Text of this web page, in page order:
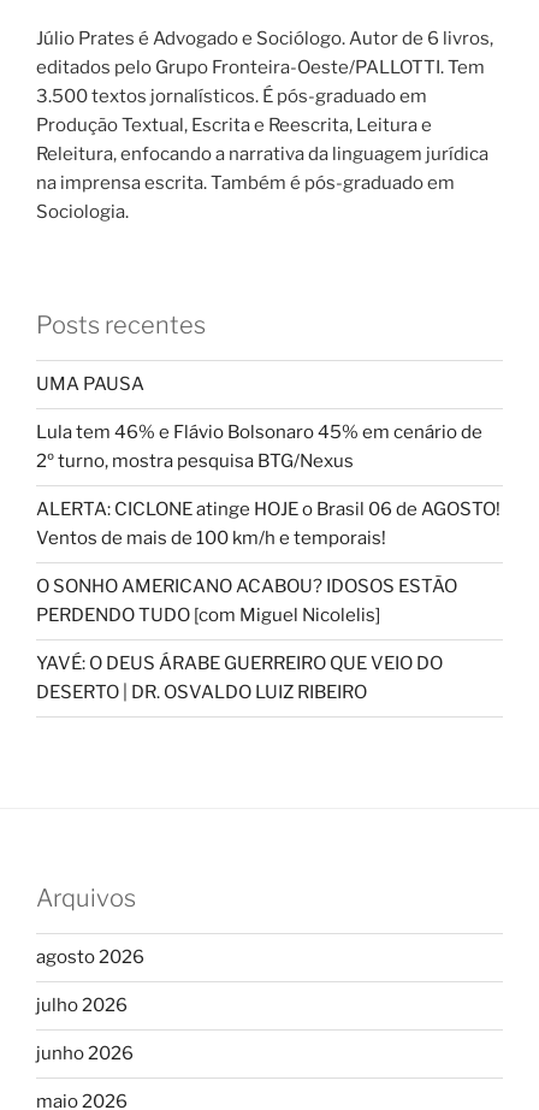
Júlio Prates é Advogado e Sociólogo. Autor de 6 livros,
editados pelo Grupo Fronteira-Oeste/PALLOTTI. Tem
3.500 textos jornalísticos. É pós-graduado em
Produção Textual, Escrita e Reescrita, Leitura e
Releitura, enfocando a narrativa da linguagem jurídica
na imprensa escrita. Também é pós-graduado em
Sociologia.
Posts recentes
UMA PAUSA
Lula tem 46% e Flávio Bolsonaro 45% em cenário de
2º turno, mostra pesquisa BTG/Nexus
ALERTA: CICLONE atinge HOJE o Brasil 06 de AGOSTO!
Ventos de mais de 100 km/h e temporais!
O SONHO AMERICANO ACABOU? IDOSOS ESTÃO
PERDENDO TUDO [com Miguel Nicolelis]
YAVÉ: O DEUS ÁRABE GUERREIRO QUE VEIO DO
DESERTO | DR. OSVALDO LUIZ RIBEIRO
Arquivos
agosto 2026
julho 2026
junho 2026
maio 2026